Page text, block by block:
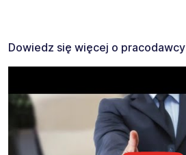
Dowiedz się więcej o pracodawcy